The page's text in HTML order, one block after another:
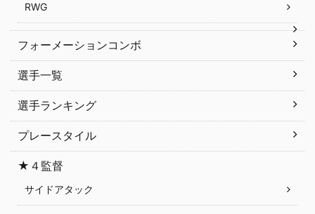
RWG
フォーメーションコンボ
選手一覧
選手ランキング
プレースタイル
★４監督
サイドアタック